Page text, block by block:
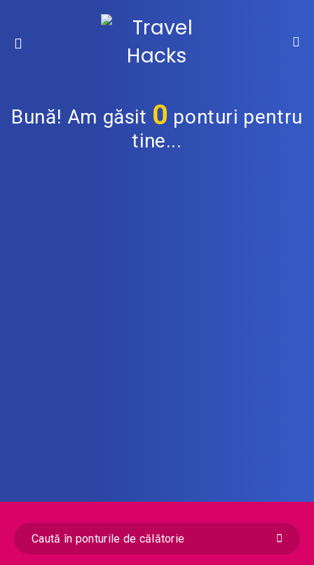
Bună! Am găsit 0 ponturi pentru
tine...